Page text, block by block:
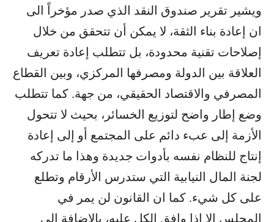
ويشير تقرير صندوق النقد الذي صدر مؤخراً الى
ان إعادة بناء الثقة، لا يمكن أن تتحقق من خلال
إصلاحات تقنية محدودة، بل تتطلب إعادة تعريف
العلاقة بين الدولة ومصرفها المركزي، وبين القطاع
المصرفي والاقتصاد الحقيقي، من جهة. كما تتطلب
وضع إطار واضح لتوزيع الخسائر، بحيث لا تتحول
الأزمة إلى عبء دائم على المجتمع أو إلى إعادة
إنتاج للنظام نفسه بأدوات جديدة وهذا ما تدركه
لجنة المال النيابية التي ستدرس الأرقام وتطلع
على كل شيء. كما ان القانون لن يمر في
المجلس الا اذا وافق الكل عليه، بالإضافة إلى